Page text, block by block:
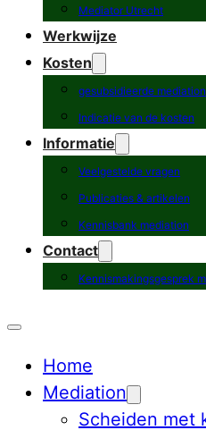
Mediator Utrecht
Werkwijze
Kosten
gesubsidieerde mediation
Indicatie van de kosten
Informatie
Veelgestelde vragen
Publicaties & artikelen
Kennisbank mediation
Contact
Kennismakingsgesprek
Home
Mediation
Scheiden met